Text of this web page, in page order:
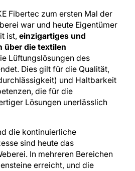
Fibertec zum ersten Mal der
war und heute Eigentümer
ist,einzigartiges und
über die textilen
Lüftungslösungen des
Dies gilt für die Qualität,
und Haltbarkeit
die für die
Lösungen unerlässlich
die kontinuierliche
sind heute das
In mehreren Bereichen
erreicht, und die